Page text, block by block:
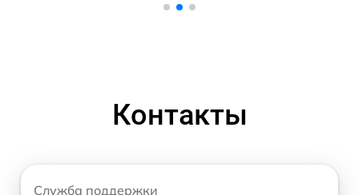
Контакты
Служба поддержки